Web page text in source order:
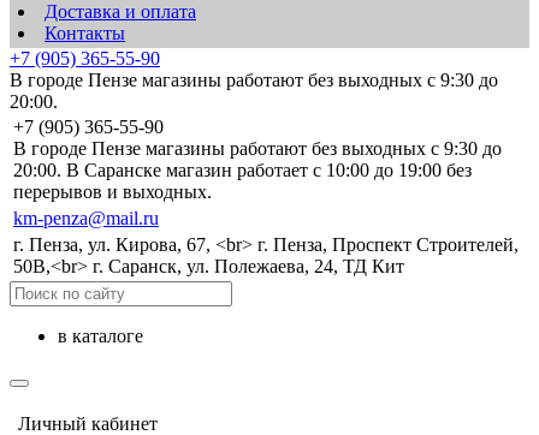
Доставка и оплата
Контакты
+7 (905) 365-55-90
В городе Пензе магазины работают без выходных с 9:30 до
20:00.
+7 (905) 365-55-90
В городе Пензе магазины работают без выходных с 9:30 до
20:00. В Саранске магазин работает с 10:00 до 19:00 без
перерывов и выходных.
km-penza@mail.ru
г. Пенза, ул. Кирова, 67, <br> г. Пенза, Проспект Строителей,
50В,<br> г. Саранск, ул. Полежаева, 24, ТД Кит
в каталоге
Личный кабинет